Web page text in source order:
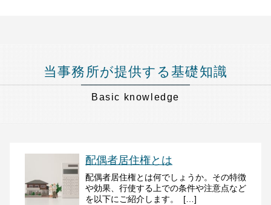
当事務所が提供する基礎知識
Basic knowledge
配偶者居住権とは
配偶者居住権とは何でしょうか。その特徴
や効果、行使する上での条件や注意点など
を以下にご紹介します。 […]